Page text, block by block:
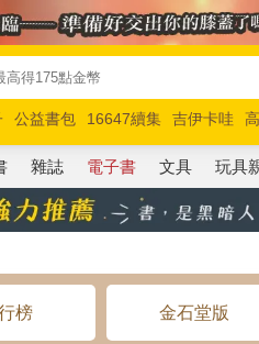
公益書包 16647續集 吉伊卡哇
馬斯克 玩具總動員5 超慢跑
雜誌 電子書 文具 玩具
榜 金石堂版